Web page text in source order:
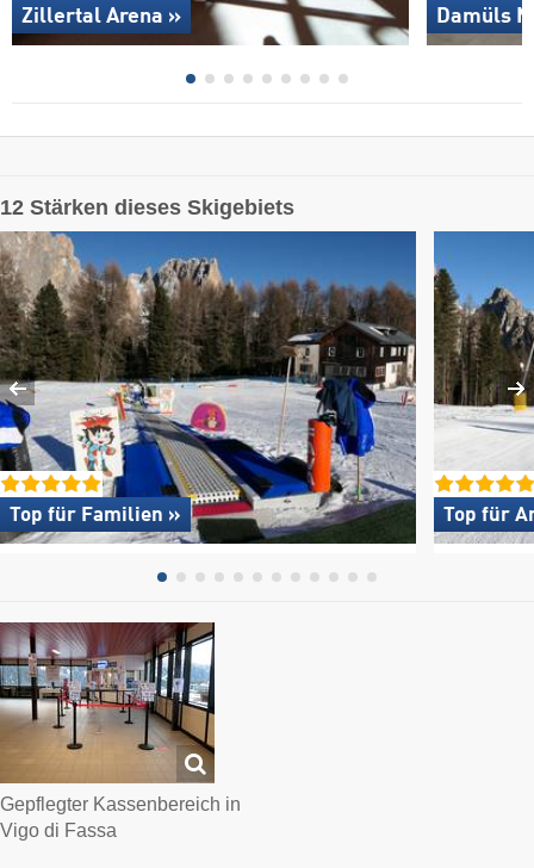
Zillertal Arena » Damüls
12 Stärken dieses Skigebiets
Top für Familien » Top für
Gepflegter Kassenbereich in
Vigo di Fassa